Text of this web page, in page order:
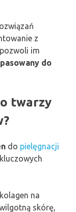
z
im
do
twarzy
do pielęgnacji
na
skórę,